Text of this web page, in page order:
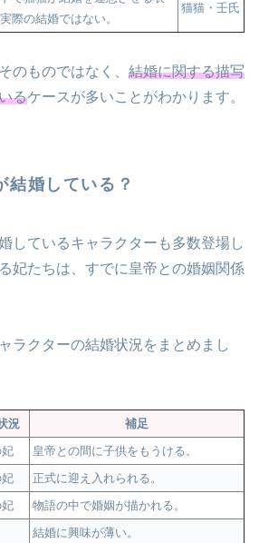
際の結婚ではない。
猫猫・壬氏
のものではなく、 結婚に関する描写
るケースが多いことがわかります。
結婚している？
しているキャラクターも多数登場し
妃たちは、すでに皇帝との婚姻関係
ラクターの結婚状況をまとめまし
況
補足
皇帝との間に子供をもうける。
正式に迎え入れられる。
物語の中で婚姻が描かれる。
結婚に興味が薄い。